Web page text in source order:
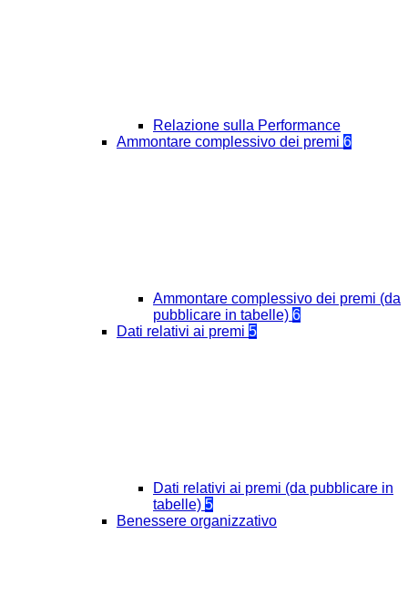
Relazione sulla Performance
Ammontare complessivo dei premi 6
Ammontare complessivo dei premi (da
pubblicare in tabelle) 6
Dati relativi ai premi 5
Dati relativi ai premi (da pubblicare in
tabelle) 5
Benessere organizzativo